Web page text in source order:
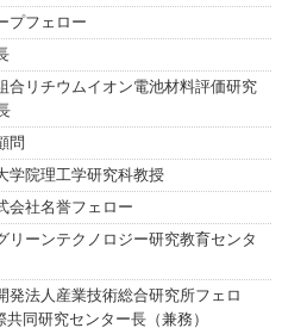
フェロー
リチウムイオン電池材料評価研究
問
院理工学研究科教授
社名誉フェロー
ーンテクノロジー研究教育センタ
法人産業技術総合研究所フェロ
同研究センター長（兼務）